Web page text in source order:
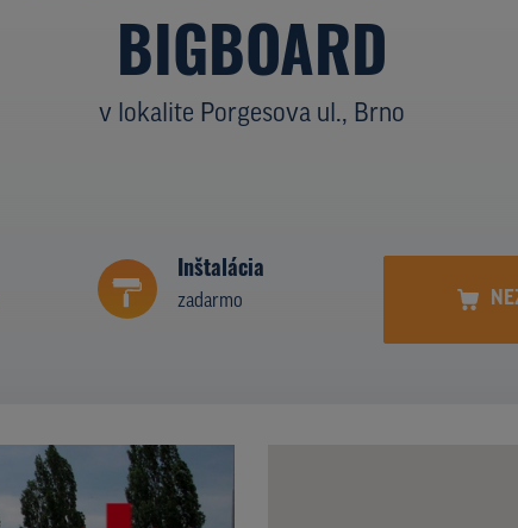
BIGBOARD
v lokalite Porgesova ul., Brno
Inštalácia
zadarmo